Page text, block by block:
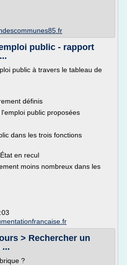
public - rapport
public à travers le tableau de
définis
public proposées
dans les trois fonctions
en recul
moins nombreux dans les
> Rechercher un
?